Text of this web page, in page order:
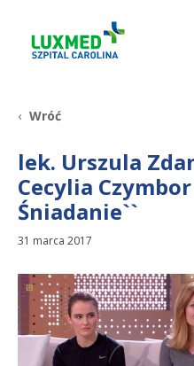
+48 22 35 58
Wróć
lek. Urszula
Cecylia
Śniadanie``
31 marca 2017